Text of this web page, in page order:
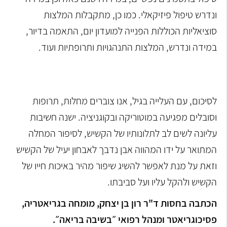
ונדרש טיפול פיזיקאלי. כמו כן, מתקבלות המלצות
סוציאליות הכוללות הפנייה למועדון יום, התאמה בדיור,
במידה ונדרש, המלצות התנהגויות ותרופתיות ועוד.
לסיכום, עם העלייה בגיל, אנו צוברים מחלות, תרופות
וסובלים מפגיעה במוטוריקה ובקוגניציה. ישנה חשיבות
עליונה לשים לב לתלונותיו של הקשיש, לסיפור המחלה
המתואר על ידו המהווה אבן נדבך לאבחון יעיל של הקשיש
וזאת על מנת לאפשר להשיג שיפור מהיר באיכות חייו של
הקשיש ולהקל עליו ועל סביבתו.
הכתבה בחסות ד"ר רון בן יצחק, מומחה בגריאטריה,
פסיכוגריאטר ומנהל רפואי ״בשיבה בריאה״.